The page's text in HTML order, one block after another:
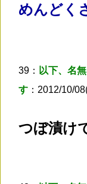
めんどく
39： 以下、名
す ：2012/10/
つぼ漬け